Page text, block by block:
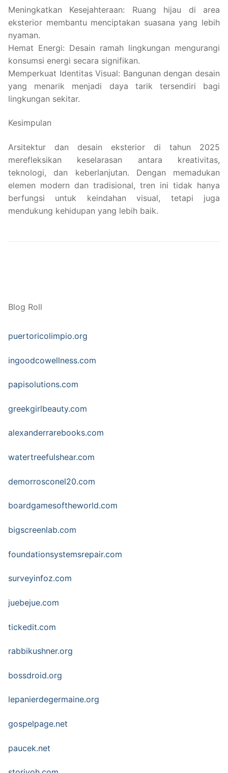
Meningkatkan Kesejahteraan: Ruang hijau di area
eksterior membantu menciptakan suasana yang lebih
nyaman.
Hemat Energi: Desain ramah lingkungan mengurangi
konsumsi energi secara signifikan.
Memperkuat Identitas Visual: Bangunan dengan desain
yang menarik menjadi daya tarik tersendiri bagi
lingkungan sekitar.
Kesimpulan
Arsitektur dan desain eksterior di tahun 2025
merefleksikan keselarasan antara kreativitas,
teknologi, dan keberlanjutan. Dengan memadukan
elemen modern dan tradisional, tren ini tidak hanya
berfungsi untuk keindahan visual, tetapi juga
mendukung kehidupan yang lebih baik.
Blog Roll
puertoricolimpio.org
ingoodcowellness.com
papisolutions.com
greekgirlbeauty.com
alexanderrarebooks.com
watertreefulshear.com
demorrosconel20.com
boardgamesoftheworld.com
bigscreenlab.com
foundationsystemsrepair.com
surveyinfoz.com
juebejue.com
tickedit.com
rabbikushner.org
bossdroid.org
lepanierdegermaine.org
gospelpage.net
paucek.net